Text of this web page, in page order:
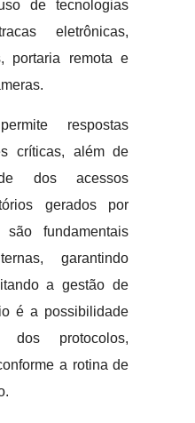
de tecnologias
eletrônicas,
portaria remota e
respostas
críticas, além de
dos acessos
gerados por
são fundamentais
garantindo
a gestão de
é a possibilidade
dos protocolos,
a rotina de